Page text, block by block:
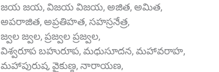
జయ జయ, విజయ విజయ, అజిత, అమిత,
అపరాజిత, అప్రతిహత, సహస్రనేత్ర,
జ్వల జ్వల, ప్రజ్వల ప్రజ్వల,
విశ్వరూప బహురూప, మధుసూదన, మహావరాహ,
మహాపురుష, వైకుణ్ఠ, నారాయణ,